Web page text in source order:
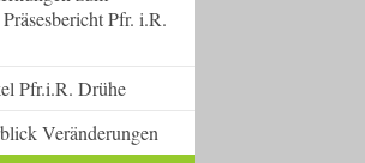
Pfr. i.R.
Pfr.i.R. Drühe
Veränderungen